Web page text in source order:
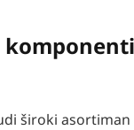
široki